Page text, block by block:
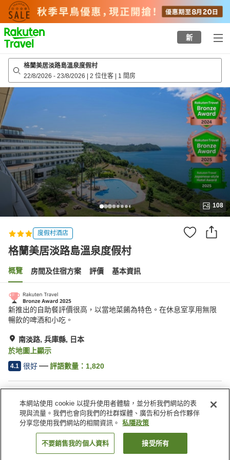
to
top
page
新
格蘭美居淡路島溫泉度假村
22/8/2026 - 23/8/2026 | 2 位住客 | 1 間房
108
度假村酒店
格蘭美居淡路島溫泉度假村
概覽 房間及住宿方案 評價 基本資訊
新推出的自助餐評價很高，以當地菜餚為特色。在休息室享用無限
暢飲的啤酒和小吃。
南淡路, 兵庫縣, 日本
於地圖上顯示
4.1 很好 評語數量： 1,820
Wi-Fi
內有溫泉
桑拿
水療/美容院
日本 兵庫縣 南淡路 格蘭美居淡路島溫泉度假村
找客房
本網站使用 cookie 以提升使用者體驗，並分析我們網站的表
現與流量。我們也會向我們的社群媒體、廣告和分析合作夥伴
分享您使用我們網站的相關資訊。
私隱政策
不要銷售我的個人資料 接受所有